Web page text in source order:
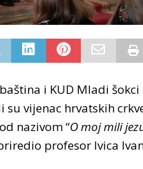
i KUD Mladi šokci
su vijenac hrvatskih
nazivom “O moj mili
profesor Ivica